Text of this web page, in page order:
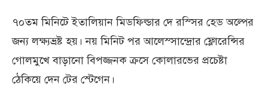
৭০তম মিনিটে ইতালিয়ান মিডফিল্ডার দে রস্সির হেড অল্পের
জন্য লক্ষ্যভ্রষ্ট হয়। নয় মিনিট পর আলেস্সান্দ্রোর ফ্লোরেন্সির
গোলমুখে বাড়ানো বিপজ্জনক ক্রসে কোলারভের প্রচেষ্টা
ঠেকিয়ে দেন টের স্টেগেন।